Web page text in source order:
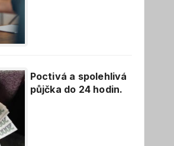
Poctivá a spolehlivá
půjčka do 24 hodin.